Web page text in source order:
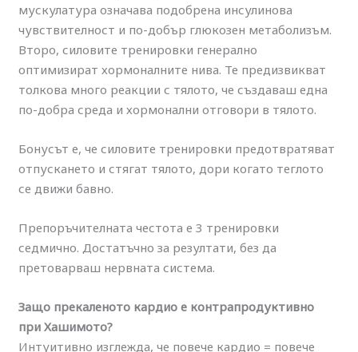
мускулатура означава подобрена инсулинова
чувствителност и по-добър глюкозен метаболизъм.
Второ, силовите тренировки генерално
оптимизират хормоналните нива. Те предизвикват
толкова много реакции с тялото, че създаваш една
по-добра среда и хормонални отговори в тялото.
Бонусът е, че силовите тренировки предотвратяват
отпускането и стягат тялото, дори когато теглото
се движи бавно.
Препоръчителната честота е 3 тренировки
седмично. Достатъчно за резултати, без да
претоварваш нервната система.
Защо прекаленото кардио е контрапродуктивно
при Хашимото?
Интуитивно изглежда, че повече кардио = повече